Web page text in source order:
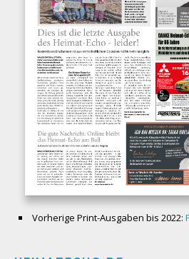
Vorherige Print-Ausgaben bis 2022: